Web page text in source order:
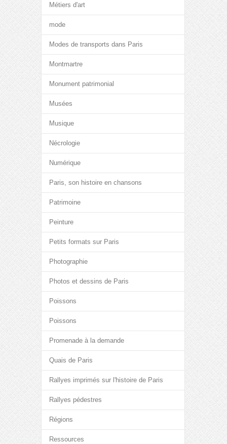
Métiers d'art
mode
Modes de transports dans Paris
Montmartre
Monument patrimonial
Musées
Musique
Nécrologie
Numérique
Paris, son histoire en chansons
Patrimoine
Peinture
Petits formats sur Paris
Photographie
Photos et dessins de Paris
Poissons
Poissons
Promenade à la demande
Quais de Paris
Rallyes imprimés sur l'histoire de Paris
Rallyes pédestres
Régions
Ressources